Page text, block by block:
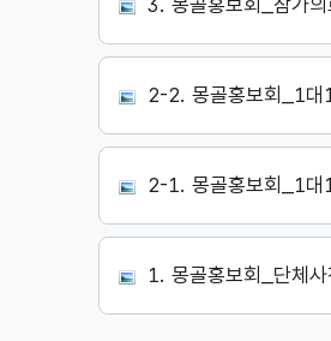
3. 몽골홍보회_참가
2-2. 몽골홍보회_1대
2-1. 몽골홍보회_1대
1. 몽골홍보회_단체